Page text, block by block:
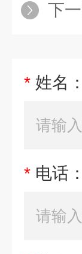
下一
* 姓名：
* 电话：